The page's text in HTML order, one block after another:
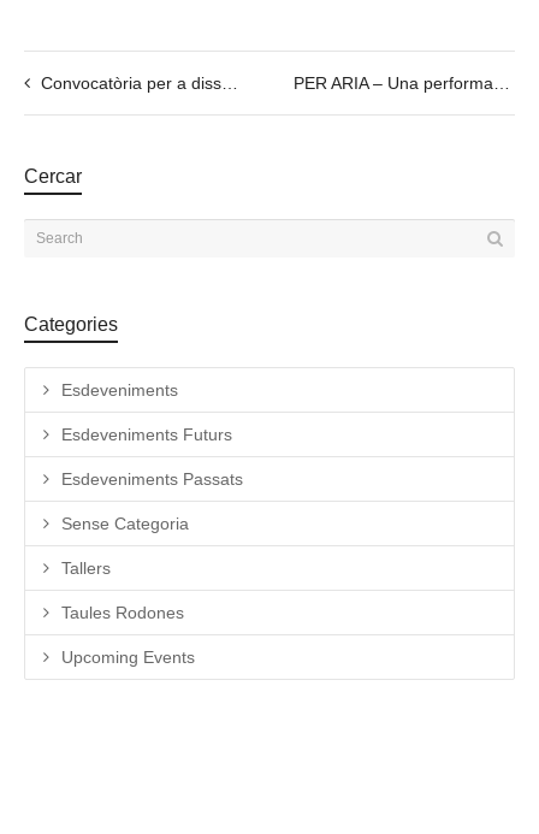
Convocatòria per a dissenyadors i artistes emergents: converteix-te en un (S) Hero!
Cercar
Categories
Esdeveniments
Esdeveniments Futurs
Esdeveniments Passats
Sense Categoria
Tallers
Taules Rodones
Upcoming Events